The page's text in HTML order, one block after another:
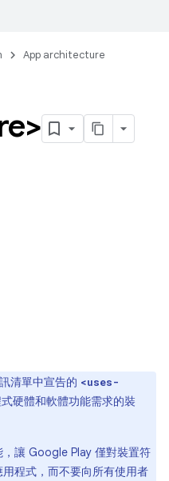
App architecture
清單中宣告的 <uses-
硬體和軟體功能需求的裝
讓 Google Play 僅對裝置符
程式，而不要向所有使用者